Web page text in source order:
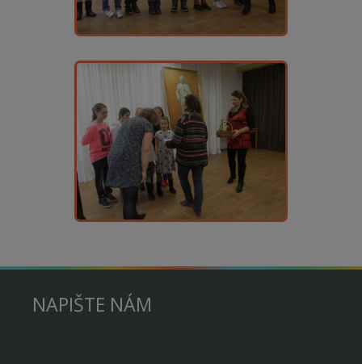
NAPIŠTE NÁM